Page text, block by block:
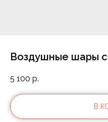
Воздушные шары
5 100 р.
В